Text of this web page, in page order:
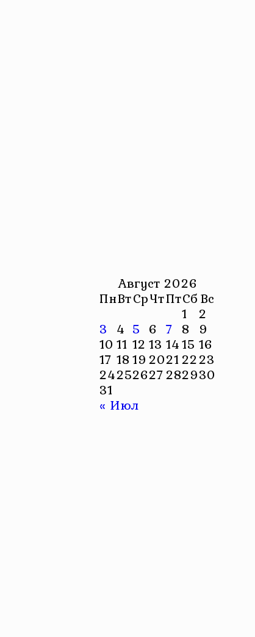
Август 2026
ПнВтСрЧтПтСбВс
1 2
3 4 5 6 7 8 9
10 11 12 13 1415 16
17 181920212223
24252627282930
31
« Июл